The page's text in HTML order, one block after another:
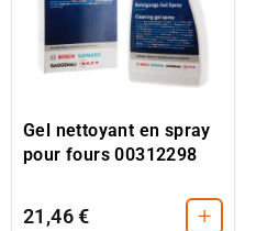
Gel nettoyant en spray
pour fours 00312298
21,46 € +